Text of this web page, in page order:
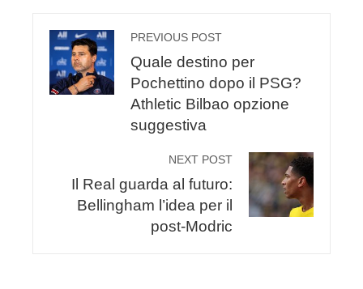
PREVIOUS POST
Quale destino per
Pochettino dopo il PSG?
Athletic Bilbao opzione
suggestiva
NEXT POST
Il Real guarda al futuro:
Bellingham l’idea per il
post-Modric